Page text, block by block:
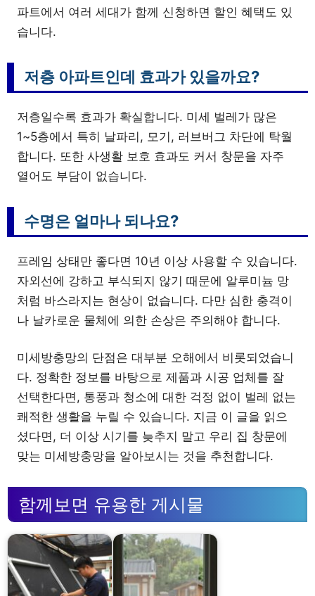
파트에서 여러 세대가 함께 신청하면 할인 혜택도 있
습니다.
저층 아파트인데 효과가 있을까요?
저층일수록 효과가 확실합니다. 미세 벌레가 많은
1~5층에서 특히 날파리, 모기, 러브버그 차단에 탁월
합니다. 또한 사생활 보호 효과도 커서 창문을 자주
열어도 부담이 없습니다.
수명은 얼마나 되나요?
프레임 상태만 좋다면 10년 이상 사용할 수 있습니다.
자외선에 강하고 부식되지 않기 때문에 알루미늄 망
처럼 바스라지는 현상이 없습니다. 다만 심한 충격이
나 날카로운 물체에 의한 손상은 주의해야 합니다.
미세방충망의 단점은 대부분 오해에서 비롯되었습니
다. 정확한 정보를 바탕으로 제품과 시공 업체를 잘
선택한다면, 통풍과 청소에 대한 걱정 없이 벌레 없는
쾌적한 생활을 누릴 수 있습니다. 지금 이 글을 읽으
셨다면, 더 이상 시기를 늦추지 말고 우리 집 창문에
맞는 미세방충망을 알아보시는 것을 추천합니다.
함께보면 유용한 게시물